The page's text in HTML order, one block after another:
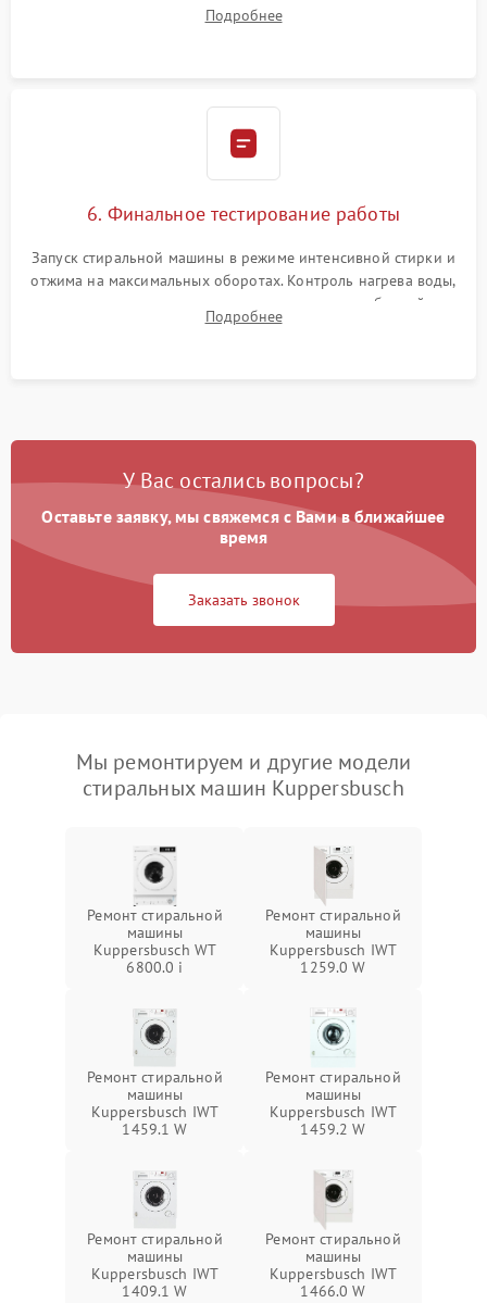
герметиком для предотвращения возможных протечек воды.
Подробнее
6. Финальное тестирование работы
Запуск стиральной машины в режиме интенсивной стирки и
отжима на максимальных оборотах. Контроль нагрева воды,
корректности слива, отсутствия излишних вибраций,
посторонних стуков и протечек под корпусом.
Подробнее
У Вас остались вопросы?
Оставьте заявку, мы свяжемся с Вами в ближайшее
время
Заказать звонок
Мы ремонтируем и другие модели
стиральных машин Kuppersbusch
Ремонт стиральной
машины
Kuppersbusch WT
6800.0 i
Ремонт стиральной
машины
Kuppersbusch IWT
1259.0 W
Ремонт стиральной
машины
Kuppersbusch IWT
1459.1 W
Ремонт стиральной
машины
Kuppersbusch IWT
1459.2 W
Ремонт стиральной
машины
Kuppersbusch IWT
1409.1 W
Ремонт стиральной
машины
Kuppersbusch IWT
1466.0 W